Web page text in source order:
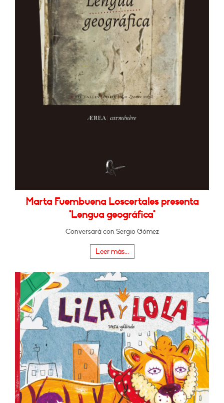
Marta Fuembuena Loscertales presenta
"Lengua geográfica"
Conversará con Sergio Gómez
Leer más...